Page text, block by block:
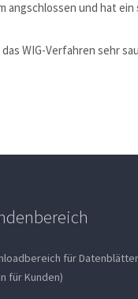
angschlossen und hat
WIG-Verfahren sehr
für Datenblätter
für Kunden)